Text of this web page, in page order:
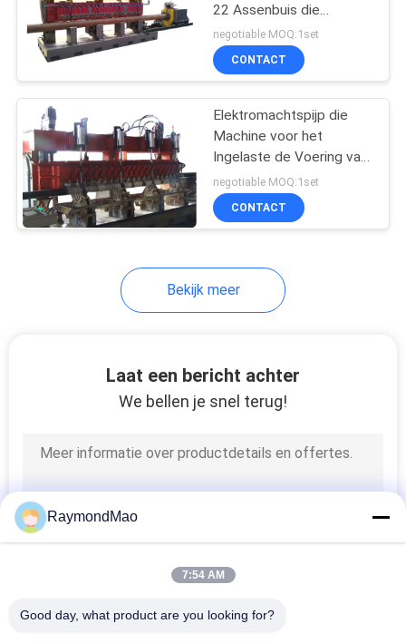
CNC-
plasmasnijmachine
Onderdelen voor het
lassen
22 Assenbuis die
Machine inlassen
negotiable MOQ:1set
CONTACT
Elektromachtspijp die
Machine voor het
Ingelaste de Voering van
de Waterput
Vervaardigen inlassen
negotiable MOQ:1set
CONTACT
Bekijk meer
Laat een bericht achter
We bellen je snel terug!
RaymondMao
7:54 AM
Good day, what product are you looking for?